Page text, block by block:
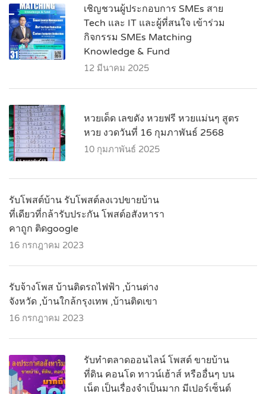
เชิญชวนผู้ประกอบการ SMEs สาย
Tech และ IT และผู้ที่สนใจ เข้าร่วม
กิจกรรม SMEs Matching
Knowledge & Fund
12 มีนาคม 2025
หวยเด็ด เลขดัง หวยฟรี หวยแม่นๆ สูตร
หวย งวดวันที่ 16 กุมภาพันธ์ 2568
10 กุมภาพันธ์ 2025
รับโพสต์บ้าน รับโพสต์ลงเวปขายบ้าน
ที่เดียวที่กล้ารับประกัน โพสต์อสังหารา
คาถูก ติดgoogle
16 กรกฎาคม 2023
รับจ้างโพส บ้านติดรถไฟฟ้า ,บ้านต่าง
จังหวัด ,บ้านใกล้กรุงเทพ ,บ้านติดเขา
16 กรกฎาคม 2023
รับทำตลาดออนไลน์ โพสต์ ขายบ้าน
ที่ดิน คอนโด ทาวน์เฮ้าส์ หรืออื่นๆ บน
เน็ต เป็นเรื่องจำเป็นมาก มีเปอร์เซ็นต์